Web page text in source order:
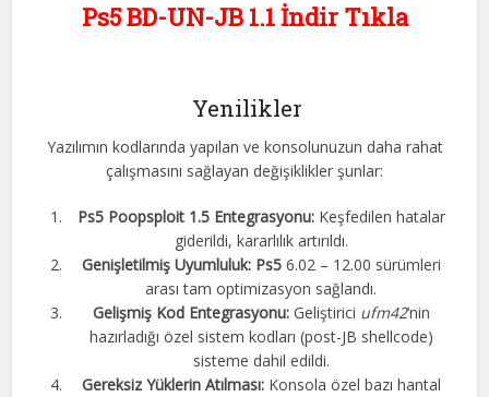
Ps5 BD-UN-JB 1.1 İndir Tıkla
Yenilikler
Yazılımın kodlarında yapılan ve konsolunuzun daha rahat
çalışmasını sağlayan değişiklikler şunlar:
Ps5 Poopsploit 1.5 Entegrasyonu:Keşfedilen hatalar
giderildi, kararlılık artırıldı.
Genişletilmiş Uyumluluk: Ps5 6.02 – 12.00 sürümleri
arası tam optimizasyon sağlandı.
Gelişmiş Kod Entegrasyonu:Geliştirici ufm42‘nin
hazırladığı özel sistem kodları (post-JB shellcode)
sisteme dahil edildi.
Gereksiz Yüklerin Atılması:Konsola özel bazı hantal